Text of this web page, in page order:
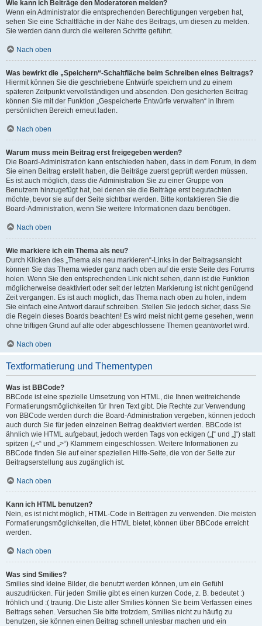
Wie kann ich Beiträge den Moderatoren melden?
Wenn ein Administrator die entsprechenden Berechtigungen vergeben hat,
sehen Sie eine Schaltfläche in der Nähe des Beitrags, um diesen zu melden.
Sie werden dann durch die weiteren Schritte geführt.
Nach oben
Was bewirkt die „Speichern“-Schaltfläche beim Schreiben eines Beitrags?
Hiermit können Sie die geschriebene Entwürfe speichern und zu einem
späteren Zeitpunkt vervollständigen und absenden. Den gesicherten Beitrag
können Sie mit der Funktion „Gespeicherte Entwürfe verwalten“ in Ihrem
persönlichen Bereich erneut laden.
Nach oben
Warum muss mein Beitrag erst freigegeben werden?
Die Board-Administration kann entschieden haben, dass in dem Forum, in dem
Sie einen Beitrag erstellt haben, die Beiträge zuerst geprüft werden müssen.
Es ist auch möglich, dass die Administration Sie zu einer Gruppe von
Benutzern hinzugefügt hat, bei denen sie die Beiträge erst begutachten
möchte, bevor sie auf der Seite sichtbar werden. Bitte kontaktieren Sie die
Board-Administration, wenn Sie weitere Informationen dazu benötigen.
Nach oben
Wie markiere ich ein Thema als neu?
Durch Klicken des „Thema als neu markieren“-Links in der Beitragsansicht
können Sie das Thema wieder ganz nach oben auf die erste Seite des Forums
holen. Wenn Sie den entsprechenden Link nicht sehen, dann ist die Funktion
möglicherweise deaktiviert oder seit der letzten Markierung ist nicht genügend
Zeit vergangen. Es ist auch möglich, das Thema nach oben zu holen, indem
Sie einfach eine Antwort darauf schreiben. Stellen Sie jedoch sicher, dass Sie
die Regeln dieses Boards beachten! Es wird meist nicht gerne gesehen, wenn
ohne triftigen Grund auf alte oder abgeschlossene Themen geantwortet wird.
Nach oben
Textformatierung und Thementypen
Was ist BBCode?
BBCode ist eine spezielle Umsetzung von HTML, die Ihnen weitreichende
Formatierungsmöglichkeiten für Ihren Text gibt. Die Rechte zur Verwendung
von BBCode werden durch die Board-Administration vergeben, können jedoch
auch durch Sie für jeden einzelnen Beitrag deaktiviert werden. BBCode ist
ähnlich wie HTML aufgebaut, jedoch werden Tags von eckigen („[“ und „]“) statt
spitzen („<“ und „>“) Klammern eingeschlossen. Weitere Informationen zu
BBCode finden Sie auf einer speziellen Hilfe-Seite, die von der Seite zur
Beitragserstellung aus zugänglich ist.
Nach oben
Kann ich HTML benutzen?
Nein, es ist nicht möglich, HTML-Code in Beiträgen zu verwenden. Die meisten
Formatierungsmöglichkeiten, die HTML bietet, können über BBCode erreicht
werden.
Nach oben
Was sind Smilies?
Smilies sind kleine Bilder, die benutzt werden können, um ein Gefühl
auszudrücken. Für jeden Smilie gibt es einen kurzen Code, z. B. bedeutet :)
fröhlich und :( traurig. Die Liste aller Smilies können Sie beim Verfassen eines
Beitrags sehen. Versuchen Sie bitte trotzdem, Smilies nicht zu häufig zu
benutzen, sie können einen Beitrag schnell unlesbar machen und ein